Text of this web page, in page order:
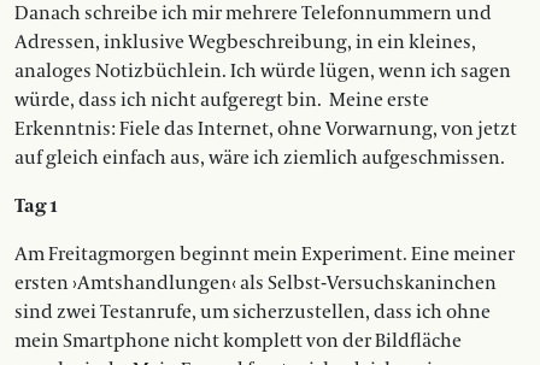
Danach schreibe ich mir mehrere Telefonnummern und
Adressen, inklusive Wegbeschreibung, in ein kleines,
analoges Notizbüchlein. Ich würde lügen, wenn ich sagen
würde, dass ich nicht aufgeregt bin. Meine erste
Erkenntnis: Fiele das Internet, ohne Vorwarnung, von jetzt
auf gleich einfach aus, wäre ich ziemlich aufgeschmissen.
Tag 1
Am Freitagmorgen beginnt mein Experiment. Eine meiner
ersten ›Amtshandlungen‹ als Selbst-Versuchskaninchen
sind zwei Testanrufe, um sicherzustellen, dass ich ohne
mein Smartphone nicht komplett von der Bildfläche